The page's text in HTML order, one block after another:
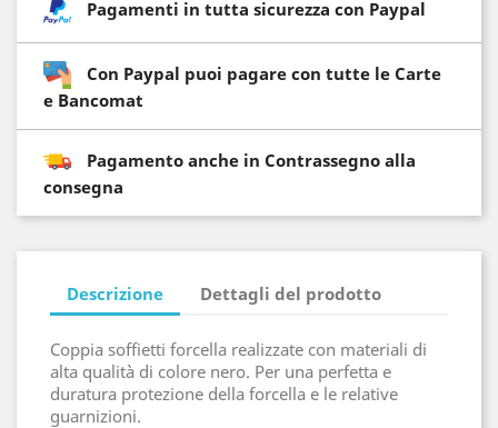
Pagamenti in tutta sicurezza con Paypal
Con Paypal puoi pagare con tutte le Carte
e Bancomat
Pagamento anche in Contrassegno alla
consegna
Descrizione Dettagli del prodotto
Coppia soffietti forcella realizzate con materiali di
alta qualità di colore nero. Per una perfetta e
duratura protezione della forcella e le relative
guarnizioni.